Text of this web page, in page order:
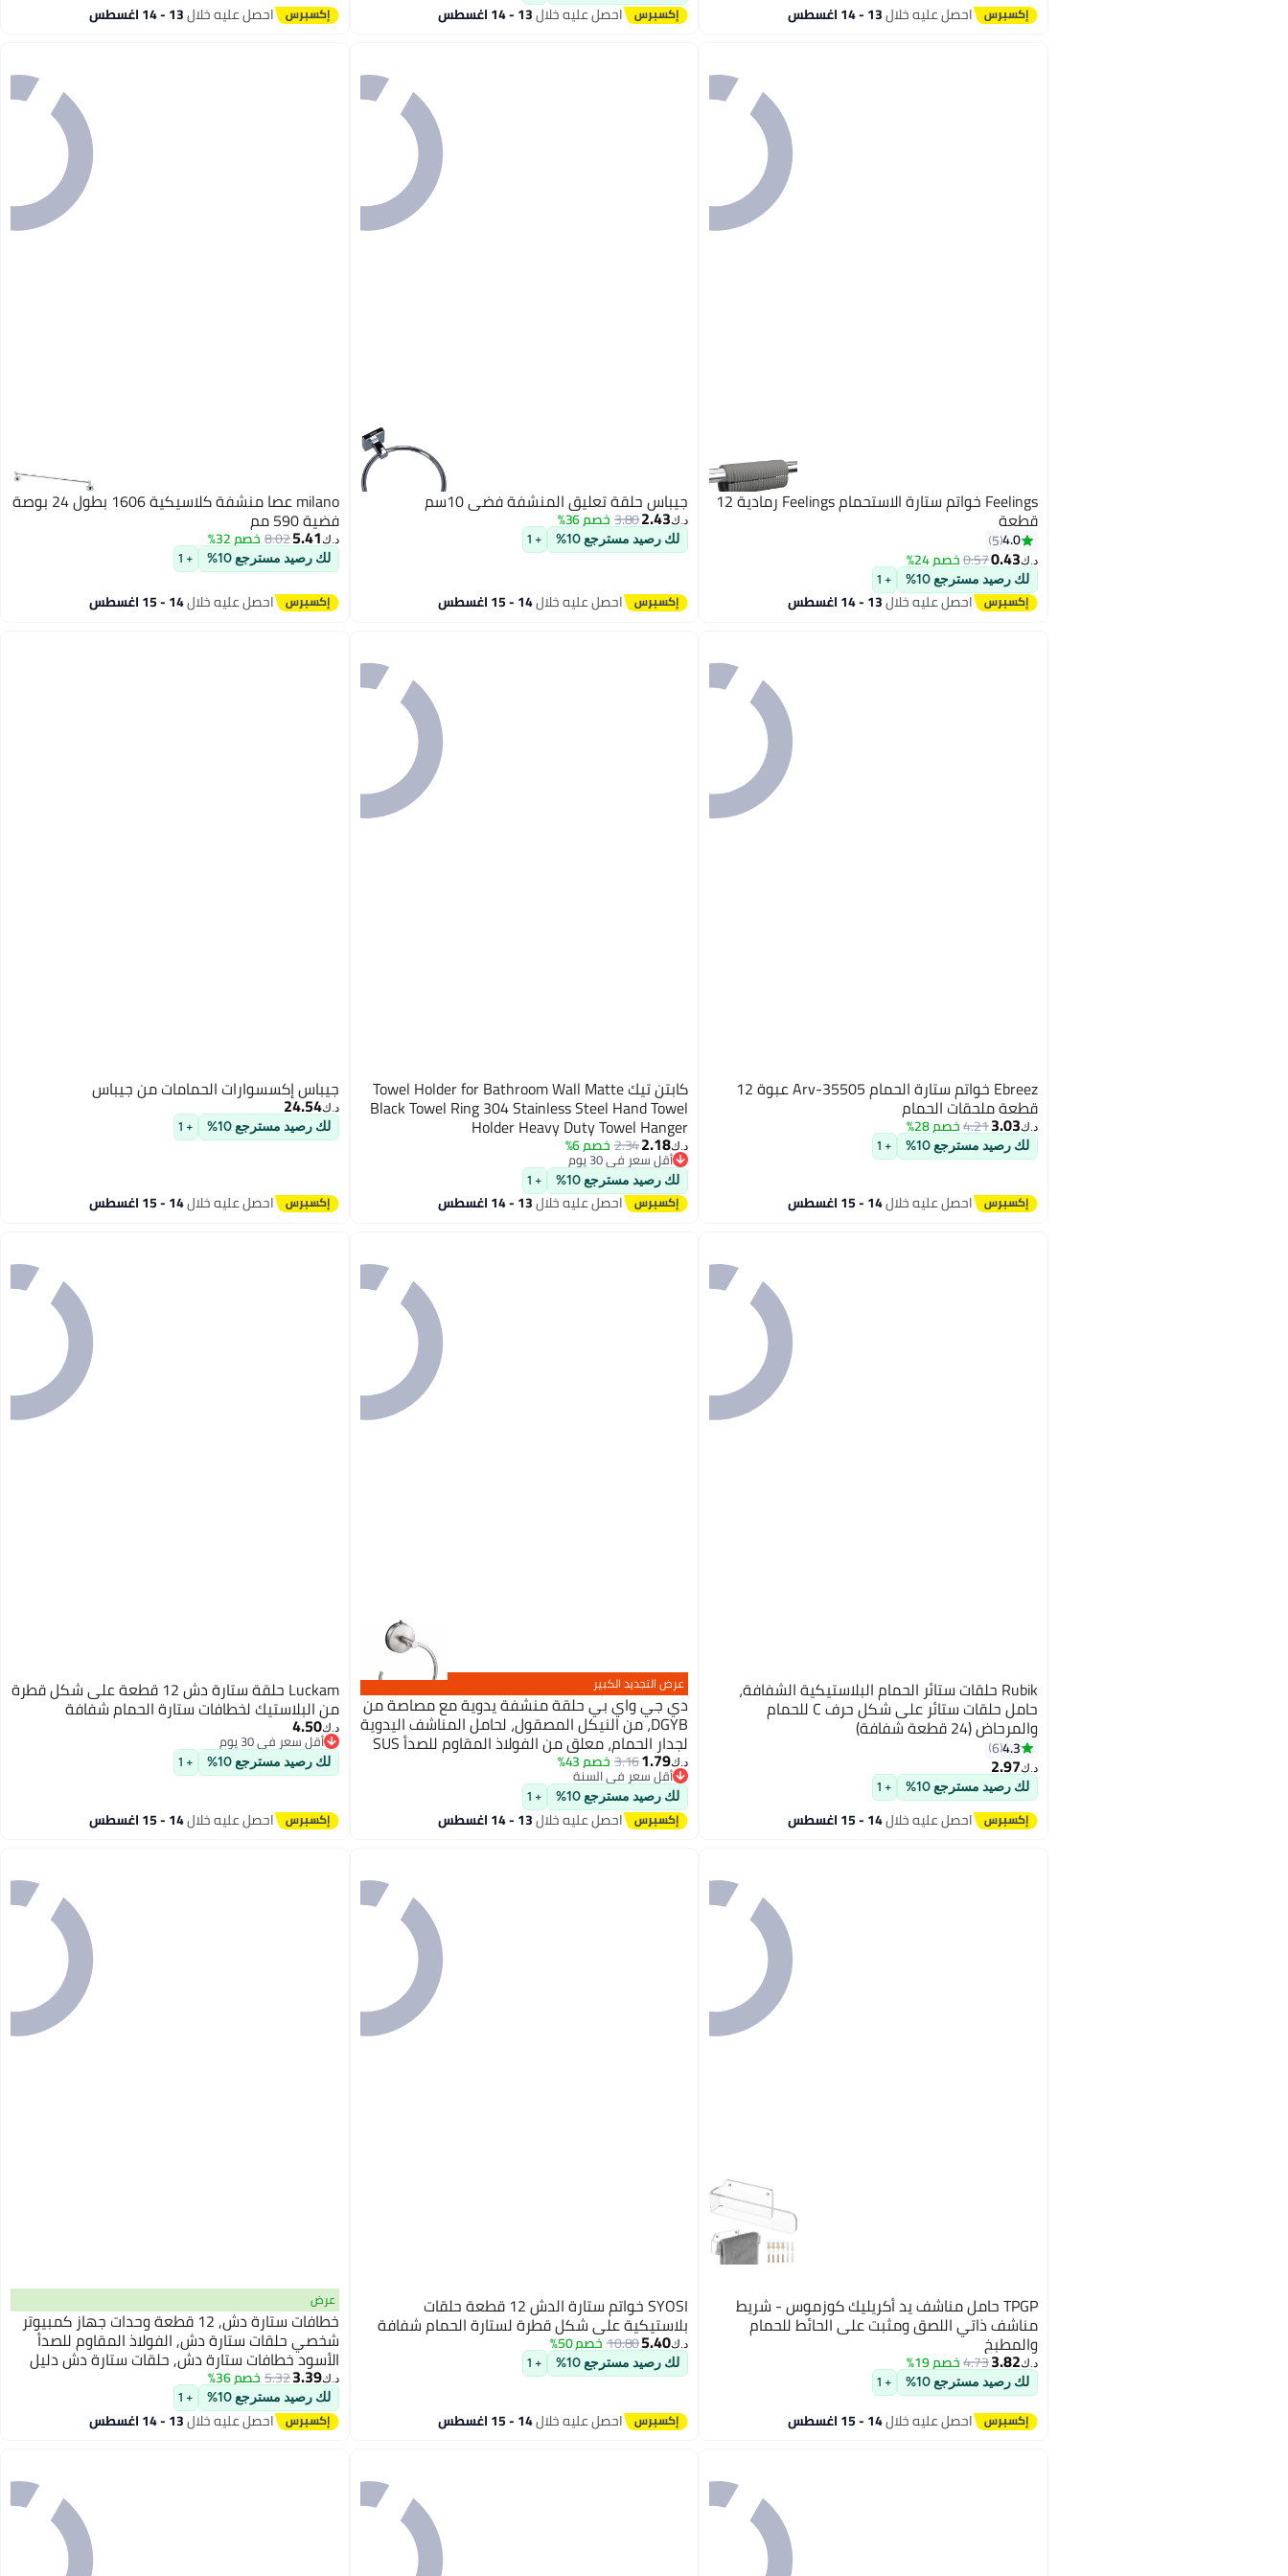
احصل عليه خلال13 - 14 اغسطس احصل عليه خلال13 - 14 اغسطس احصل عليه خلال13 - 14 اغسطس
Feelings خواتم ستارة الاستحمام Feelings رمادية 12
قطعة
4.0
5
د.ك‏0.43
0.57خصم 24%
لك رصيد مسترجع 10% + 1
احصل عليه خلال13 - 14 اغسطس
جيباس حلقة تعليق المنشفة فضي 10سم
د.ك‏2.43
3.80خصم 36%
لك رصيد مسترجع 10% + 1
احصل عليه خلال14 - 15 اغسطس
milano عصا منشفة كلاسيكية 1606 بطول 24 بوصة
فضية 590 مم
د.ك‏5.41
8.02خصم 32%
لك رصيد مسترجع 10% + 1
احصل عليه خلال14 - 15 اغسطس
Ebreez خواتم ستارة الحمام Arv-35505 عبوة 12
قطعة ملحقات الحمام
د.ك‏3.03
4.21خصم 28%
لك رصيد مسترجع 10% + 1
احصل عليه خلال14 - 15 اغسطس
كابتن تيك Towel Holder for Bathroom Wall Matte
Black Towel Ring 304 Stainless Steel Hand Towel
Holder Heavy Duty Towel Hanger
د.ك‏2.18
2.34خصم 6%
أقل سعر في 30 يوم
أقل سعر في 30 يوم
لك رصيد مسترجع 10% + 1
احصل عليه خلال13 - 14 اغسطس
جيباس إكسسوارات الحمامات من جيباس
د.ك‏24.54
لك رصيد مسترجع 10% + 1
احصل عليه خلال14 - 15 اغسطس
Rubik حلقات ستائر الحمام البلاستيكية الشفافة،
حامل حلقات ستائر على شكل حرف C للحمام
والمرحاض (24 قطعة شفافة)
4.3
6
د.ك‏2.97
لك رصيد مسترجع 10% + 1
احصل عليه خلال14 - 15 اغسطس
عرض التجديد الكبير
دي جي واي بي حلقة منشفة يدوية مع مصاصة من
DGYB، من النيكل المصقول، لحامل المناشف اليدوية
لجدار الحمام، معلق من الفولاذ المقاوم للصدأ SUS
304 لمناشف المطبخ
د.ك‏1.79
3.16خصم 43%
أقل سعر في السنة
أقل سعر في السنة
لك رصيد مسترجع 10% + 1
احصل عليه خلال13 - 14 اغسطس
Luckam حلقة ستارة دش 12 قطعة على شكل قطرة
من البلاستيك لخطافات ستارة الحمام شفافة
د.ك‏4.50
أقل سعر في 30 يوم
أقل سعر في 30 يوم
لك رصيد مسترجع 10% + 1
احصل عليه خلال14 - 15 اغسطس
TPGP حامل مناشف يد أكريليك كوزموس - شريط
مناشف ذاتي اللصق ومثبت على الحائط للحمام
والمطبخ
د.ك‏3.82
4.73خصم 19%
لك رصيد مسترجع 10% + 1
احصل عليه خلال14 - 15 اغسطس
SYOSI خواتم ستارة الدش 12 قطعة حلقات
بلاستيكية على شكل قطرة لستارة الحمام شفافة
د.ك‏5.40
10.80خصم 50%
لك رصيد مسترجع 10% + 1
احصل عليه خلال14 - 15 اغسطس
عرض
خطافات ستارة دش, 12 قطعة وحدات جهاز كمبيوتر
شخصي حلقات ستارة دش, الفولاذ المقاوم للصدأ
الأسود خطافات ستارة دش, حلقات ستارة دش دليل
على الصدأ, حلقات دش مزدوجة ناعمة مضادة
للإسقاط لستار (أسود)
د.ك‏3.39
5.32خصم 36%
لك رصيد مسترجع 10% + 1
احصل عليه خلال13 - 14 اغسطس